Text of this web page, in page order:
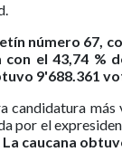
número 67,
con el 43,74 %
9'688.361
candidatura
por el
La caucana